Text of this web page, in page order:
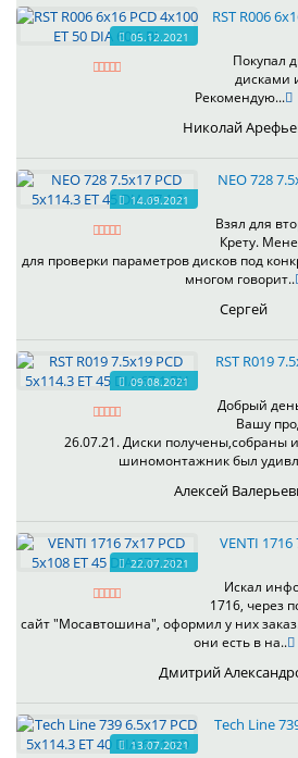
05.12.2021
RST R006
Покупал
дисками
Рекомендую...
Николай
14.09.2021
NEO 728
Взял для
Крету.
для проверки параметров дисков под
многом говорит..
Сергей
09.08.2021
RST R019
Добрый
Вашу
26.07.21. Диски получены,собраны
шиномонтажник был
Алексей
22.07.2021
VENTI 1716
Искал
1716, через
сайт "Мосавтошина", оформил у них
они есть в на..
Дмитрий
13.07.2021
Tech Line